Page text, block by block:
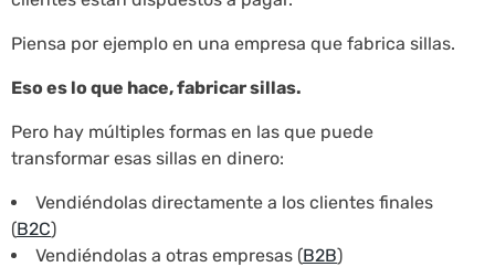
Piensa por ejemplo en una empresa que fabrica sillas.
Eso es lo que hace, fabricar sillas.
Pero hay múltiples formas en las que puede
transformar esas sillas en dinero:
Vendiéndolas directamente a los clientes finales
(B2C)
Vendiéndolas a otras empresas (B2B)